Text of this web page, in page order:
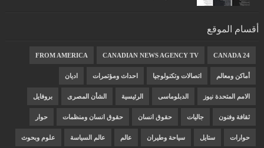
أقسام الموقع
CANADA 24
CANADIAN NEWS AGENCY TV
FROM AMERICA
أماكن ومعالم اتصالات وتكنولوجيا احداث ومؤتمرات اديان
الامم المتحدة نيوز الدبلوماسى الرئيسية الشأن المصرى بروفايل
ثقافة وفنون جاليات حقوق انسان حقوق انسان ومنظمات حوار
حوارات ستايل سياحة وطيران عالم عالم السياسة علوم وبحوث